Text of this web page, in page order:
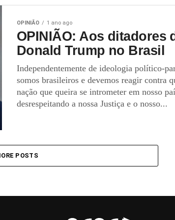
OPINIÃO 1 ano ago
OPINIÃO: Aos ditadores
Donald Trump no Brasil
Independentemente de ideologia político-
somos brasileiros e devemos reagir contra
nação que queira se intrometer em nosso
desrespeitando a nossa Justiça e o nosso...
POSTS